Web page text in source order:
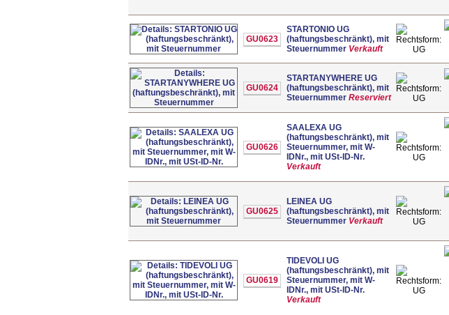
GU0623
STARTONIO UG
(haftungsbeschränkt), mit
Steuernummer Verkauft UG
GU0624
STARTANYWHERE UG
(haftungsbeschränkt), mit
Steuernummer Reserviert UG
GU0626
SAALEXA UG
(haftungsbeschränkt), mit
Steuernummer, mit W-
IDNr., mit USt-ID-Nr.
Verkauft
UG
GU0625
LEINEA UG
(haftungsbeschränkt), mit
Steuernummer Verkauft UG
GU0619
TIDEVOLI UG
(haftungsbeschränkt), mit
Steuernummer, mit W-
IDNr., mit USt-ID-Nr.
Verkauft
UG